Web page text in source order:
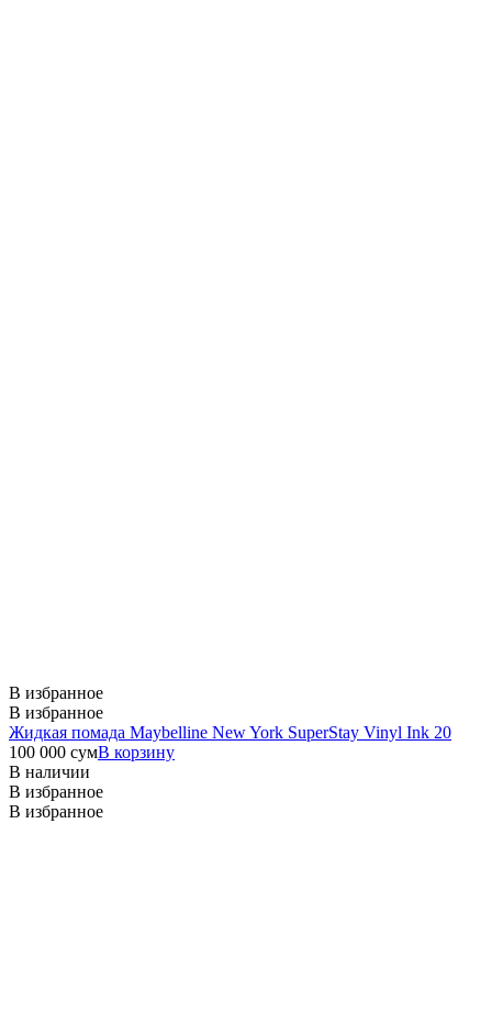
В избранное
В избранное
Жидкая помада Maybelline New York SuperStay Vinyl Ink 20
100 000 сумВ корзину
В наличии
В избранное
В избранное